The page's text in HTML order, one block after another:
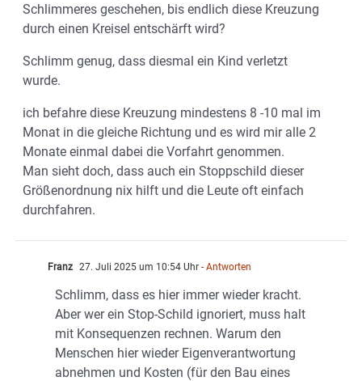
Schlimmeres geschehen, bis endlich diese Kreuzung
durch einen Kreisel entschärft wird?
Schlimm genug, dass diesmal ein Kind verletzt
wurde.
ich befahre diese Kreuzung mindestens 8 -10 mal im
Monat in die gleiche Richtung und es wird mir alle 2
Monate einmal dabei die Vorfahrt genommen.
Man sieht doch, dass auch ein Stoppschild dieser
Größenordnung nix hilft und die Leute oft einfach
durchfahren.
Franz 27. Juli 2025 um 10:54 Uhr - Antworten
Schlimm, dass es hier immer wieder kracht.
Aber wer ein Stop-Schild ignoriert, muss halt
mit Konsequenzen rechnen. Warum den
Menschen hier wieder Eigenverantwortung
abnehmen und Kosten (für den Bau eines